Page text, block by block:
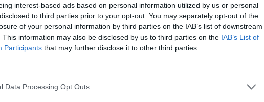
interest-based ads based on personal information utilized by us or personal
to third parties prior to your opt-out. You may separately opt-out of the
of your personal information by third parties on the IAB’s list of downstream
This information may also be disclosed by us to third parties on the IAB’s List of
Participants that may further disclose it to other third parties.
Data Processing Opt Outs
a fenti térképen és kiíráson láthatjuk, de ezen túl még rengeteg
is vonzza a Föld. Egy szokásos méretű tartályba bezárt gáz